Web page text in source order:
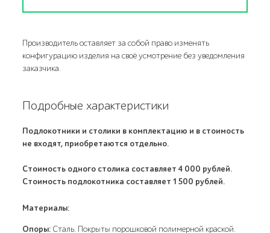
Производитель оставляет за собой право изменять
конфигурацию изделия на своё усмотрение без уведомления
заказчика.
Подробные характеристики
Подлокотники и столики в комплектацию и в стоимость
не входят, приобретаются отдельно.
Стоимость одного столика составляет 4 000 рублей.
Стоимость подлокотника составляет 1 500 рублей.
Материалы:
Опоры: Сталь. Покрыты порошковой полимерной краской.